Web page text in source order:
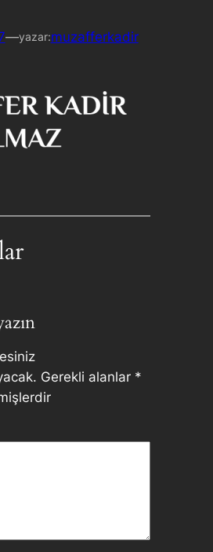
—yazar:muzafferkadir
Gerekli alanlar *